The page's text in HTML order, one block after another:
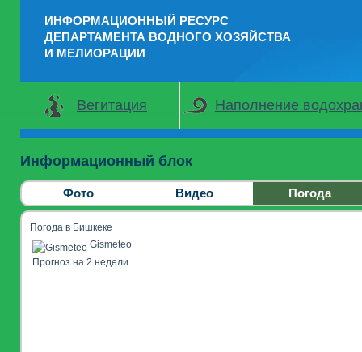
ИНФОРМАЦИОННЫЙ РЕСУРС
ДЕПАРТАМЕНТА ВОДНОГО ХОЗЯЙСТВА
И МЕЛИОРАЦИИ
Вегитация Наполнение
Информационный блок
Фото Видео Погода
Погода в Бишкеке
Gismeteo
Прогноз на 2 недели